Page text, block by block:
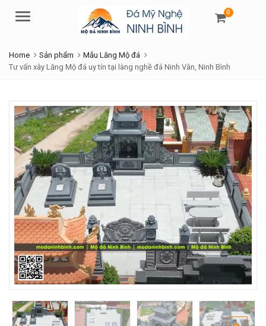
Menu
0
Home Sản phẩm
Mẫu Lăng Mộ đá
Tư vấn xây Lăng Mộ đá uy tín tại làng nghề đá Ninh Vân, Ninh Bình